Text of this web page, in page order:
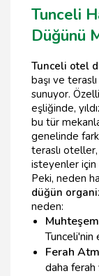
Tunceli
Düğünü
Tunceli otel
başı ve
sunuyor.
eşliğinde,
bu tür
genelinde
teraslı
isteyenler için
Peki, neden
düğün
neden:
Tunceli'nin
Ferah
daha